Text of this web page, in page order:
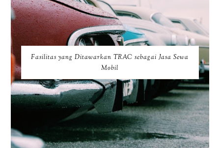
Fasilitas yang Ditawarkan TRAC sebagai Jasa Sewa
Mobil